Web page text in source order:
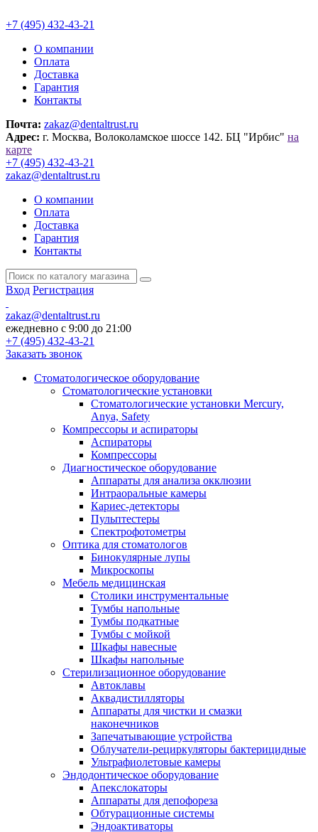
+7 (495) 432-43-21
О компании
Оплата
Доставка
Гарантия
Контакты
Почта: zakaz@dentaltrust.ru
Адрес: г. Москва, Волоколамское шоссе 142. БЦ "Ирбис" на
карте
+7 (495) 432-43-21
zakaz@dentaltrust.ru
О компании
Оплата
Доставка
Гарантия
Контакты
Вход Регистрация
zakaz@dentaltrust.ru
ежедневно с 9:00 до 21:00
+7 (495) 432-43-21
Заказать звонок
Стоматологическое оборудование
Стоматологические установки
Стоматологические установки Mercury,
Anya, Safety
Компрессоры и аспираторы
Аспираторы
Компрессоры
Диагностическое оборудование
Аппараты для анализа окклюзии
Интраоральные камеры
Кариес-детекторы
Пульптестеры
Спектрофотометры
Оптика для стоматологов
Бинокулярные лупы
Микроскопы
Мебель медицинская
Столики инструментальные
Тумбы напольные
Тумбы подкатные
Тумбы с мойкой
Шкафы навесные
Шкафы напольные
Стерилизационное оборудование
Автоклавы
Аквадистилляторы
Аппараты для чистки и смазки
наконечников
Запечатывающие устройства
Облучатели-рециркуляторы бактерицидные
Ультрафиолетовые камеры
Эндодонтическое оборудование
Апекслокаторы
Аппараты для депофореза
Обтурационные системы
Эндоактиваторы